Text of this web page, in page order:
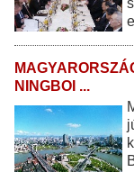
NINGBOI ...